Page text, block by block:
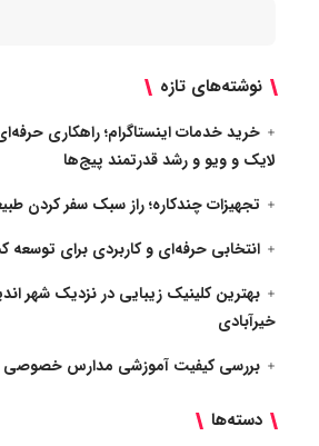
نوشته‌های تازه
خرید خدمات اینستاگرام؛ راهکاری
لایک و ویو و رشد قدرتمند پیج‌ها
تجهیزات چندکاره؛ راز سبک سفر کردن
انتخابی حرفه‌ای و کاربردی برای
بهترین کلینیک زیبایی در نزدیک شهر
خیرآبادی
بررسی کیفیت آموزشی مدارس خصوصی
دسته‌ها